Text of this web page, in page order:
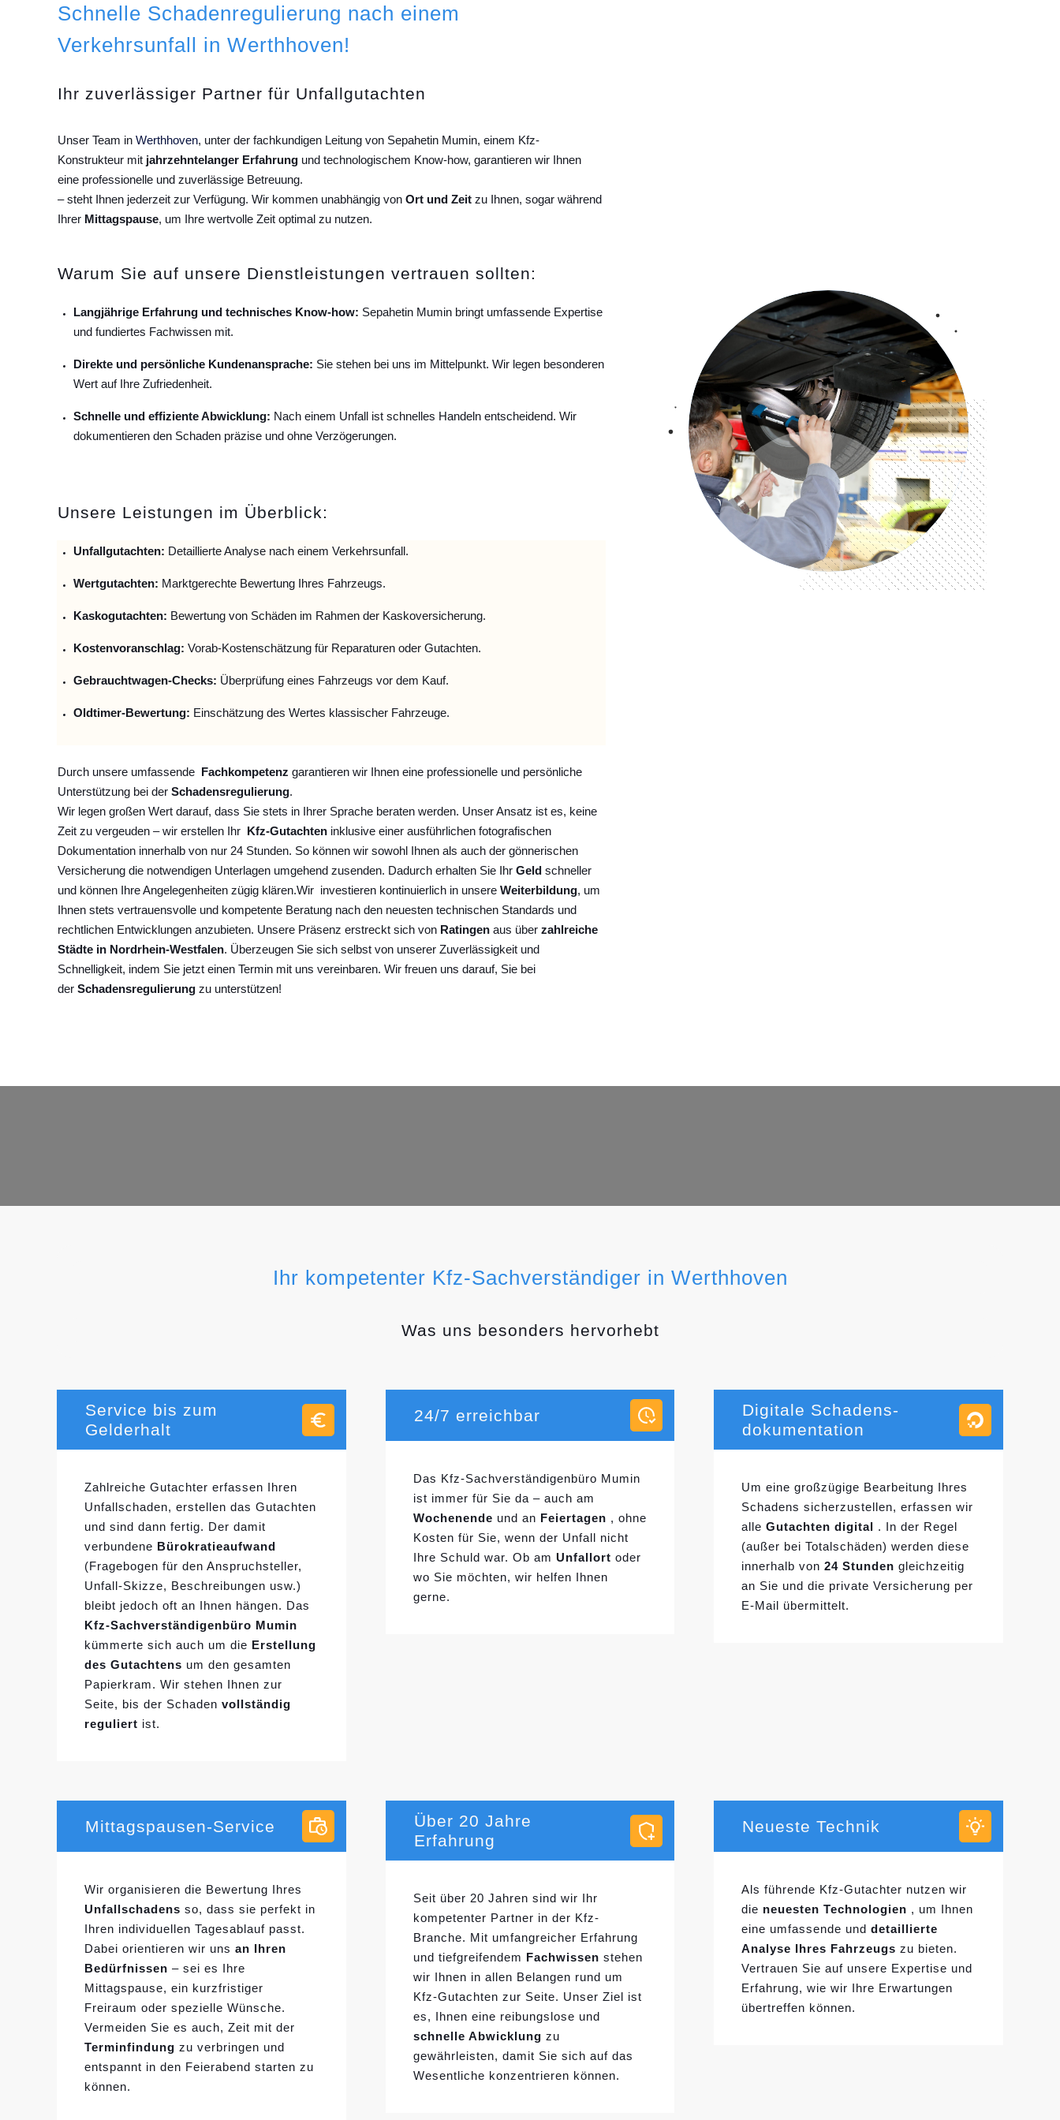
Schnelle Schadenregulierung nach einem
Verkehrsunfall in Werthhoven!
Ihr zuverlässiger Partner für Unfallgutachten
Unser Team in Werthhoven, unter der fachkundigen Leitung von Sepahetin Mumin, einem Kfz-
Konstrukteur mit jahrzehntelanger Erfahrung und technologischem Know-how, garantieren wir Ihnen
eine professionelle und zuverlässige Betreuung.
– steht Ihnen jederzeit zur Verfügung. Wir kommen unabhängig von Ort und Zeit zu Ihnen, sogar während
Ihrer Mittagspause, um Ihre wertvolle Zeit optimal zu nutzen.
Warum Sie auf unsere Dienstleistungen vertrauen sollten:
Langjährige Erfahrung und technisches Know-how: Sepahetin Mumin bringt umfassende Expertise
und fundiertes Fachwissen mit.
Direkte und persönliche Kundenansprache: Sie stehen bei uns im Mittelpunkt. Wir legen besonderen
Wert auf Ihre Zufriedenheit.
Schnelle und effiziente Abwicklung: Nach einem Unfall ist schnelles Handeln entscheidend. Wir
dokumentieren den Schaden präzise und ohne Verzögerungen.
Unsere Leistungen im Überblick:
Unfallgutachten: Detaillierte Analyse nach einem Verkehrsunfall.
Wertgutachten: Marktgerechte Bewertung Ihres Fahrzeugs.
Kaskogutachten: Bewertung von Schäden im Rahmen der Kaskoversicherung.
Kostenvoranschlag: Vorab-Kostenschätzung für Reparaturen oder Gutachten.
Gebrauchtwagen-Checks: Überprüfung eines Fahrzeugs vor dem Kauf.
Oldtimer-Bewertung: Einschätzung des Wertes klassischer Fahrzeuge.
Durch unsere umfassende Fachkompetenz garantieren wir Ihnen eine professionelle und persönliche
Unterstützung bei der Schadensregulierung.
Wir legen großen Wert darauf, dass Sie stets in Ihrer Sprache beraten werden. Unser Ansatz ist es, keine
Zeit zu vergeuden – wir erstellen Ihr
Kfz-Gutachten inklusive einer ausführlichen fotografischen
Dokumentation innerhalb von nur 24 Stunden. So können wir sowohl Ihnen als auch der gönnerischen
Versicherung die notwendigen Unterlagen umgehend zusenden. Dadurch erhalten Sie Ihr Geld schneller
und können Ihre Angelegenheiten zügig klären.Wir investieren kontinuierlich in unsere Weiterbildung, um
Ihnen stets vertrauensvolle und kompetente Beratung nach den neuesten technischen Standards und
rechtlichen Entwicklungen anzubieten. Unsere Präsenz erstreckt sich von Ratingen aus über zahlreiche
Städte in Nordrhein-Westfalen. Überzeugen Sie sich selbst von unserer Zuverlässigkeit und
Schnelligkeit, indem Sie jetzt einen Termin mit uns vereinbaren. Wir freuen uns darauf, Sie bei
der Schadensregulierung zu unterstützen!
Ihr kompetenter Kfz-Sachverständiger in Werthhoven
Was uns besonders hervorhebt
Service bis zum
Gelderhalt
Zahlreiche Gutachter erfassen Ihren
Unfallschaden, erstellen das Gutachten
und sind dann fertig. Der damit
verbundene Bürokratieaufwand
(Fragebogen für den Anspruchsteller,
Unfall-Skizze, Beschreibungen usw.)
bleibt jedoch oft an Ihnen hängen. Das
Kfz-Sachverständigenbüro Mumin
kümmerte sich auch um die Erstellung
des Gutachtens um den gesamten
Papierkram. Wir stehen Ihnen zur
Seite, bis der Schaden vollständig
reguliert ist.
24/7 erreichbar
Das Kfz-Sachverständigenbüro Mumin
ist immer für Sie da – auch am
Wochenende und an Feiertagen , ohne
Kosten für Sie, wenn der Unfall nicht
Ihre Schuld war. Ob am Unfallort oder
wo Sie möchten, wir helfen Ihnen
gerne.
Digitale Schadens-
dokumentation
Um eine großzügige Bearbeitung Ihres
Schadens sicherzustellen, erfassen wir
alleGutachten digital
. In der Regel
(außer bei Totalschäden) werden diese
innerhalb von24 Stunden gleichzeitig
an Sie und die private Versicherung per
E-Mail übermittelt.
Mittagspausen-Service
Wir organisieren die Bewertung Ihres
Unfallschadens so, dass sie perfekt in
Ihren individuellen Tagesablauf passt.
Dabei orientieren wir uns an Ihren
Bedürfnissen – sei es Ihre
Mittagspause, ein kurzfristiger
Freiraum oder spezielle Wünsche.
Vermeiden Sie es auch, Zeit mit der
Terminfindung zu verbringen und
entspannt in den Feierabend starten zu
können.
Über 20 Jahre
Erfahrung
Seit über 20 Jahren sind wir Ihr
kompetenter Partner in der Kfz-
Branche. Mit umfangreicher Erfahrung
und tiefgreifendem Fachwissen stehen
wir Ihnen in allen Belangen rund um
Kfz-Gutachten zur Seite. Unser Ziel ist
es, Ihnen eine reibungslose und
schnelle Abwicklung zu
gewährleisten, damit Sie sich auf das
Wesentliche konzentrieren können.
Neueste Technik
Als führende Kfz-Gutachter nutzen wir
die neuesten Technologien , um Ihnen
eine umfassende unddetaillierte
Analyse Ihres Fahrzeugs zu bieten.
Vertrauen Sie auf unsere Expertise und
Erfahrung, wie wir Ihre Erwartungen
übertreffen können.